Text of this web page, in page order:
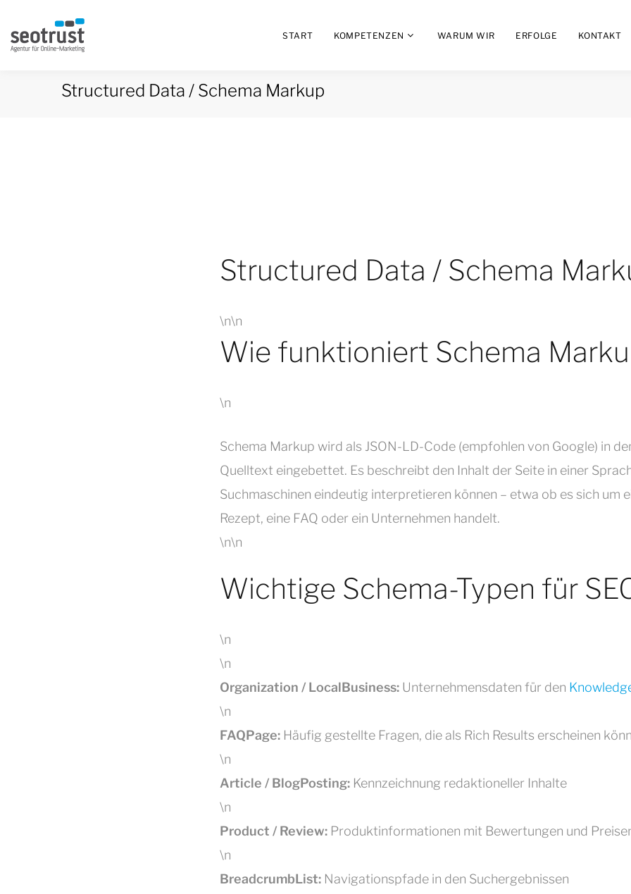
START KOMPETENZEN WARUM WIR ERFOLGE KONTAKT
Structured Data / Schema Markup
Structured Data / Schema
\n\n
Wie funktioniert Schema
\n
Schema Markup wird als JSON-LD-Code (empfohlen von Google) in
Quelltext eingebettet. Es beschreibt den Inhalt der Seite in einer
Suchmaschinen eindeutig interpretieren können – etwa ob es sich um
Rezept, eine FAQ oder ein Unternehmen handelt.
\n\n
Wichtige Schema-Typen für
\n
\n
Organization / LocalBusiness: Unternehmensdaten für den
\n
FAQPage: Häufig gestellte Fragen, die als Rich Results erscheinen
\n
Article / BlogPosting: Kennzeichnung redaktioneller Inhalte
\n
Product / Review: Produktinformationen mit Bewertungen und
\n
BreadcrumbList: Navigationspfade in den Suchergebnissen